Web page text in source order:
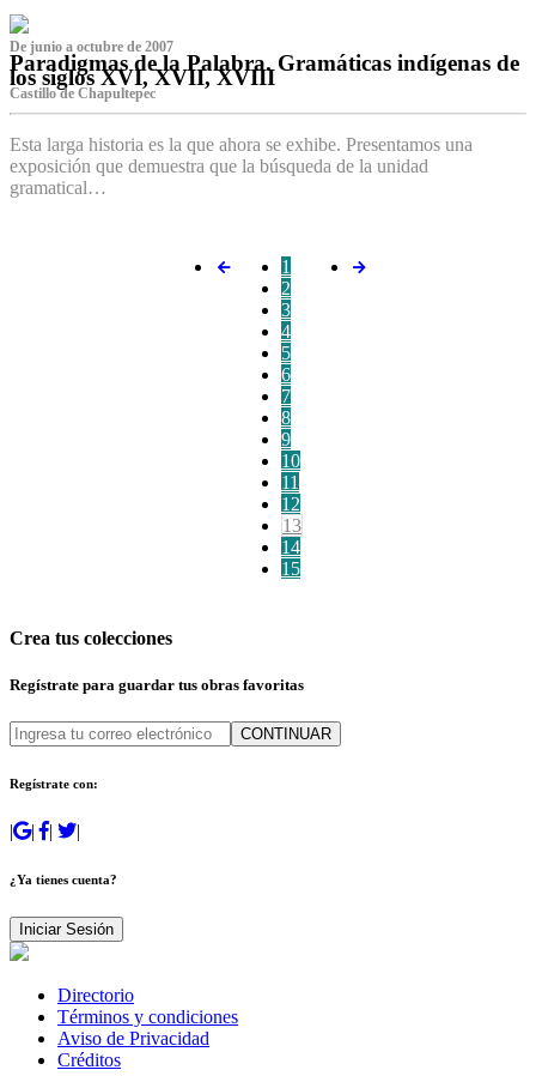
De junio a octubre de 2007
Paradigmas de la Palabra. Gramáticas indígenas de
los siglos XVI, XVII, XVIII
Castillo de Chapultepec
Esta larga historia es la que ahora se exhibe. Presentamos una
exposición que demuestra que la búsqueda de la unidad
gramatical…
1
2
3
4
5
6
7
8
9
10
11
12
13
14
15
Crea tus colecciones
Regístrate para guardar tus obras favoritas
CONTINUAR
Regístrate con:
| | | |
¿Ya tienes cuenta?
Iniciar Sesión
Directorio
Términos y condiciones
Aviso de Privacidad
Créditos